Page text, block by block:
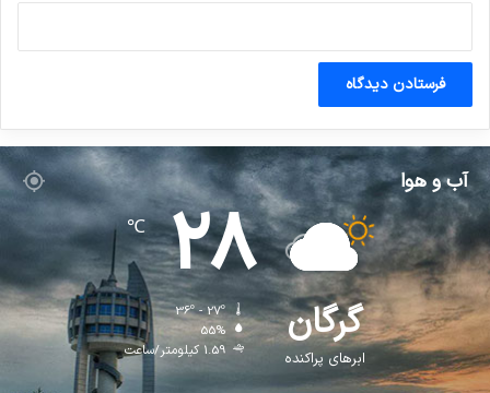
آب و هوا
گرگان
ابرهای پراکنده
28
℃
36º - 27º
55%
1.59 کیلومتر/ساعت